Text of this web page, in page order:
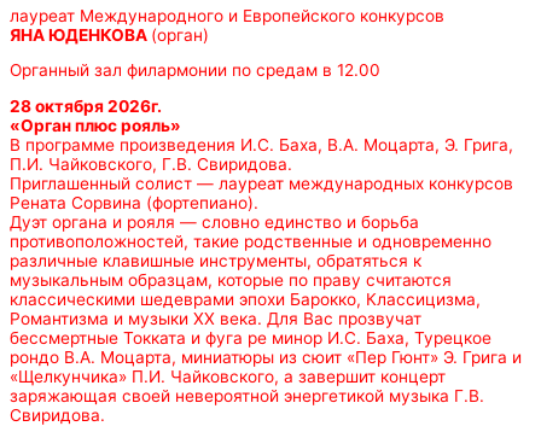
лауреат Международного и Европейского конкурсов
ЯНА ЮДЕНКОВА (орган)
Органный зал филармонии по средам в 12.00
28 октября 2026г.
«Орган плюс рояль»
В программе произведения И.С. Баха, В.А. Моцарта, Э. Грига,
П.И. Чайковского, Г.В. Свиридова.
Приглашенный солист — лауреат международных конкурсов
Рената Сорвина (фортепиано).
Дуэт органа и рояля — словно единство и борьба
противоположностей, такие родственные и одновременно
различные клавишные инструменты, обратяться к
музыкальным образцам, которые по праву считаются
классическими шедеврами эпохи Барокко, Классицизма,
Романтизма и музыки ХХ века. Для Вас прозвучат
бессмертные Токката и фуга ре минор И.С. Баха, Турецкое
рондо В.А. Моцарта, миниатюры из сюит «Пер Гюнт» Э. Грига и
«Щелкунчика» П.И. Чайковского, а завершит концерт
заряжающая своей невероятной энергетикой музыка Г.В.
Свиридова.